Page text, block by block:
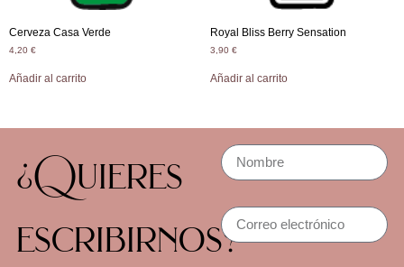
Cerveza Casa Verde
4,20 €
Añadir al carrito
Royal Bliss Berry Sensation
3,90 €
Añadir al carrito
¿Quieres
escribirnos?